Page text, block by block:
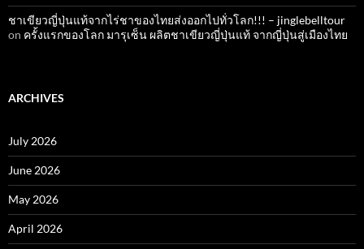
ชาเขียวญี่ปุ่นแท้จากไร่ชาของไทยส่งออกไปทั่วโลก!!! – jinglebelltour
on ครั้งแรกของโลก มารุเซ็น ผลิตชาเขียวญี่ปุ่นแท้ จากญี่ปุ่นสู่เมืองไทย
ARCHIVES
July 2026
June 2026
May 2026
April 2026